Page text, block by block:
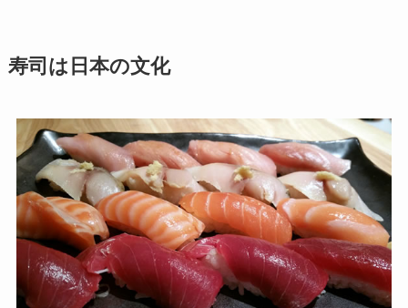
寿司は日本の文化